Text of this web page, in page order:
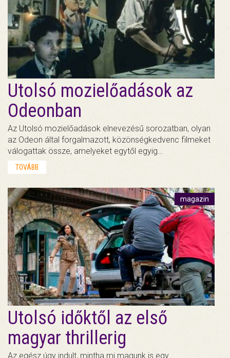
Utolsó mozielőadások az
Odeonban
Az Utolsó mozielőadások elnevezésű sorozatban, olyan
az Odeon által forgalmazott, közönségkedvenc filmeket
válogattak össze, amelyeket egytől egyig…
TOVÁBB
magazin
Utolsó időktől az első
magyar thrillerig
Az egész úgy indult, mintha mi magunk is egy